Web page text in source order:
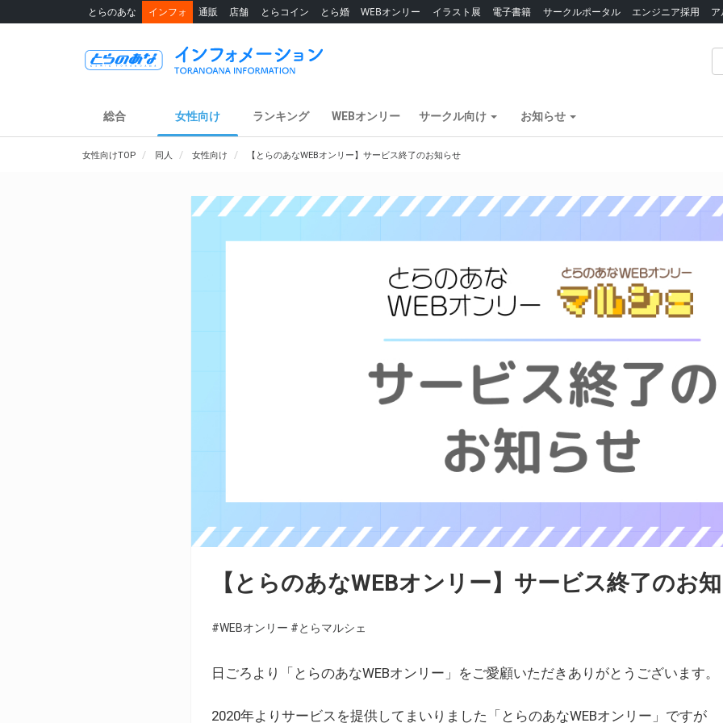
とらのあな インフォ 通販 店舗 とらコイン とら婚 WEBオンリー イラスト展 電子書籍 サークルポータル エンジニア採用
総合 女性向け ランキング WEBオンリー サークル向け お知らせ
女性向けTOP 同人 女性向け 【とらのあなWEBオンリー】サービス終了のお知らせ
【とらのあなWEBオンリー】サービス終了のお
#WEBオンリー #とらマルシェ
日ごろより「とらのあなWEBオンリー」をご愛顧いただきありがとうございます。
2020年よりサービスを提供してまいりました「とらのあなWEBオンリー」ですが